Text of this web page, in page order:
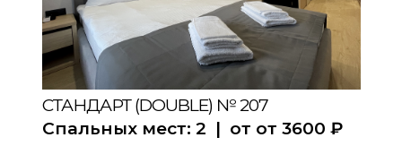
СТАНДАРТ (DOUBLE) № 207
Спальных мест: 2 | от от 3600 ₽